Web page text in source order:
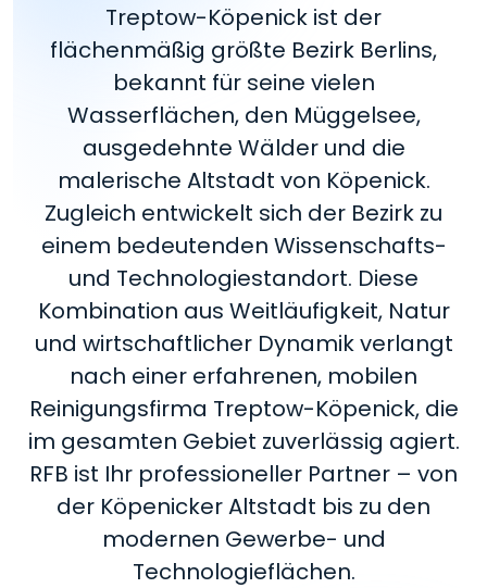
Treptow-Köpenick ist der
flächenmäßig größte Bezirk Berlins,
bekannt für seine vielen
Wasserflächen, den Müggelsee,
ausgedehnte Wälder und die
malerische Altstadt von Köpenick.
Zugleich entwickelt sich der Bezirk zu
einem bedeutenden Wissenschafts-
und Technologiestandort. Diese
Kombination aus Weitläufigkeit, Natur
und wirtschaftlicher Dynamik verlangt
nach einer erfahrenen, mobilen
Reinigungsfirma Treptow-Köpenick, die
im gesamten Gebiet zuverlässig agiert.
RFB ist Ihr professioneller Partner – von
der Köpenicker Altstadt bis zu den
modernen Gewerbe- und
Technologieflächen.